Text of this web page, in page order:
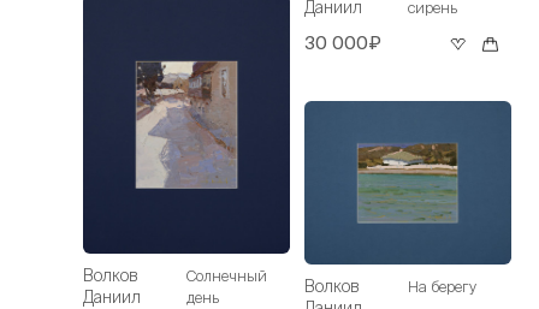
Волков
Даниил
Солнечный
день
Даниил
сирень
30 000₽
Волков
На берегу